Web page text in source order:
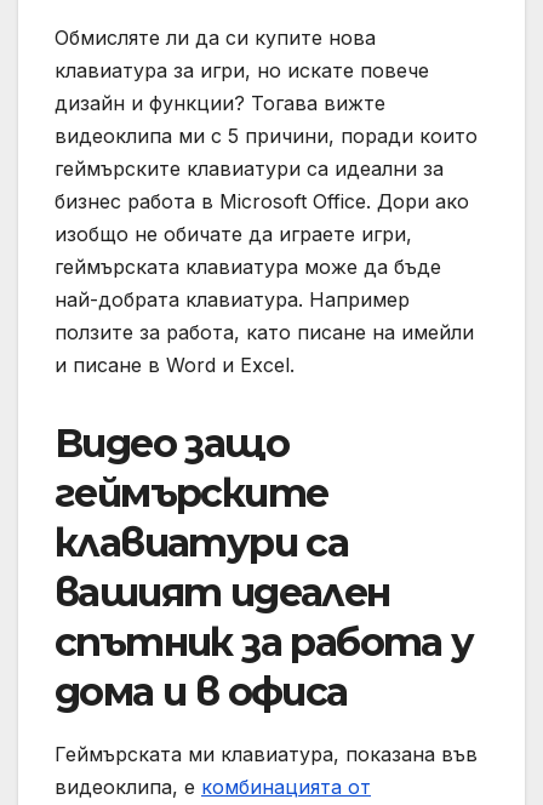
Обмисляте ли да си купите нова
клавиатура за игри, но искате повече
дизайн и функции? Тогава вижте
видеоклипа ми с 5 причини, поради които
геймърските клавиатури са идеални за
бизнес работа в Microsoft Office. Дори ако
изобщо не обичате да играете игри,
геймърската клавиатура може да бъде
най-добрата клавиатура. Например
ползите за работа, като писане на имейли
и писане в Word и Excel.
Видео защо
геймърските
клавиатури са
вашият идеален
спътник за работа у
дома и в офиса
Геймърската ми клавиатура, показана във
видеоклипа, е комбинацията от